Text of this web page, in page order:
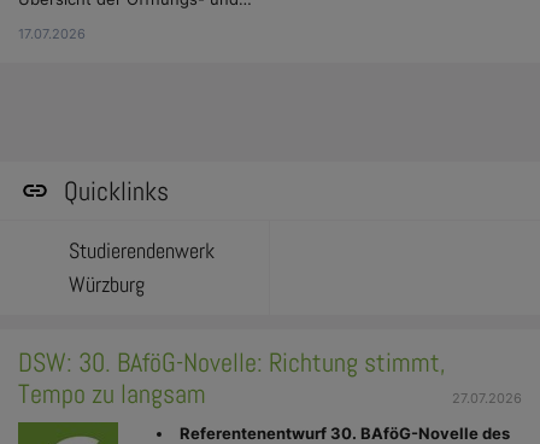
17.07.2026
DSW: 30. BAföG-Novelle: Richtung stimmt,
Tempo zu langsam
27.07.2026
Referentenentwurf 30. BAföG-Novelle des
Quicklinks
Studierendenwerk
Würzburg